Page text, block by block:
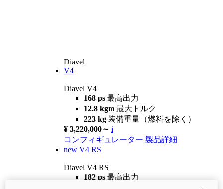
Diavel
V4
Diavel V4
168 ps 最高出力
12.8 kgm 最大トルク
223 kg 装備重量（燃料を除く）
¥ 3,220,000～ i
コンフィギュレーター 製品詳細
new V4 RS
Diavel V4 RS
182 ps 最高出力